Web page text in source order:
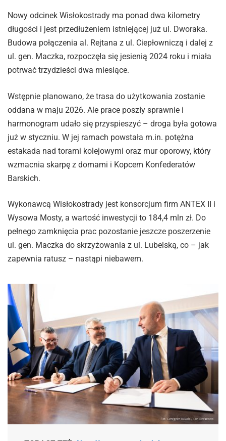
Nowy odcinek Wisłokostrady ma ponad dwa kilometry
długości i jest przedłużeniem istniejącej już ul. Dworaka.
Budowa połączenia al. Rejtana z ul. Ciepłowniczą i dalej z
ul. gen. Maczka, rozpoczęła się jesienią 2024 roku i miała
potrwać trzydzieści dwa miesiące.
Wstępnie planowano, że trasa do użytkowania zostanie
oddana w maju 2026. Ale prace poszły sprawnie i
harmonogram udało się przyspieszyć – droga była gotowa
już w styczniu. W jej ramach powstała m.in. potężna
estakada nad torami kolejowymi oraz mur oporowy, który
wzmacnia skarpę z domami i Kopcem Konfederatów
Barskich.
Wykonawcą Wisłokostrady jest konsorcjum firm ANTEX II i
Wysowa Mosty, a wartość inwestycji to 184,4 mln zł. Do
pełnego zamknięcia prac pozostanie jeszcze poszerzenie
ul. gen. Maczka do skrzyżowania z ul. Lubelską, co – jak
zapewnia ratusz – nastąpi niebawem.